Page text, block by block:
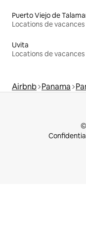
Puerto Viejo de
Locations de vacances
Uvita
Locations de vacances
Airbnb Panama
©